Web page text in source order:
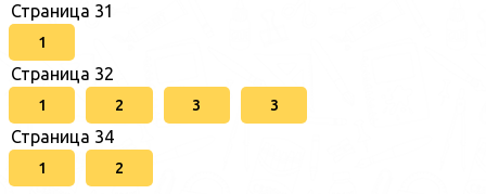
Страница 31
1
Страница 32
1 2 3 3
Страница 34
1 2